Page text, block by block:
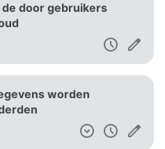
door gebruikers
worden